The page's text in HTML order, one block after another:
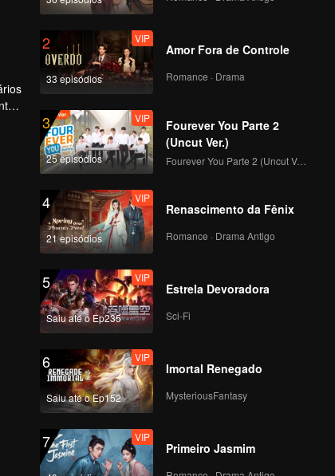
2
33 episódios
VIP
Amor Fora de Controle
Romance · Drama
3
25 episódios
VIP
Fourever You Parte 2
(Uncut Ver.)
Fourever You Parte 2 (Uncut Ver.)
4
21 episódios
VIP
Renascimento da Fênix
Romance · Drama Antigo
5
Saiu até o Ep235
VIP
Estrela Devoradora
Sci-Fi
6
Saiu até o Ep152
VIP
Imortal Renegado
MysteriousFantasy
7 VIP
Primeiro Jasmim